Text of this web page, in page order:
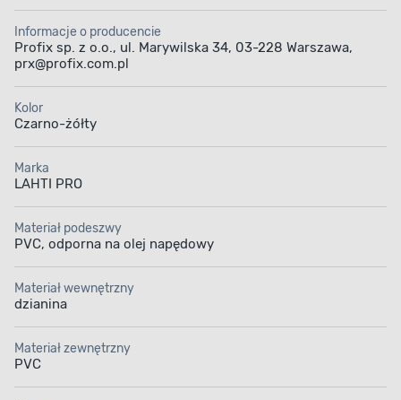
Informacje o producencie
Profix sp. z o.o., ul. Marywilska 34, 03-228 Warszawa,
prx@profix.com.pl
Kolor
Czarno-żółty
Marka
LAHTI PRO
Materiał podeszwy
PVC, odporna na olej napędowy
Materiał wewnętrzny
dzianina
Materiał zewnętrzny
PVC